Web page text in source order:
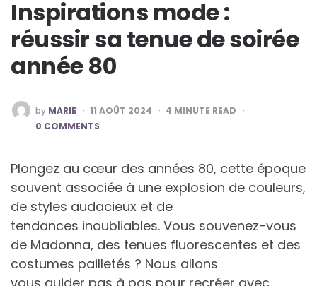
Inspirations mode :
réussir sa tenue de soirée
année 80
POSTED
BY
by MARIE 11 AOÛT 2024 4 MINUTE READ
0 COMMENTS
Plongez au cœur des années 80, cette époque
souvent associée à une explosion de couleurs,
de styles audacieux et de
tendances inoubliables. Vous souvenez-vous
de Madonna, des tenues fluorescentes et des
costumes pailletés ? Nous allons